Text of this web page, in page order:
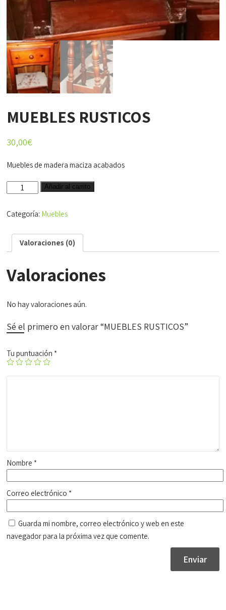
MUEBLES RUSTICOS
30,00€
Muebles de madera maciza acabados
MUEBLES
RUSTICOS
Añadir al carrito
Categoría: Muebles
Valoraciones (0)
Valoraciones
No hay valoraciones aún.
Sé el primero en valorar “MUEBLES RUSTICOS”
Tu puntuación *
Nombre *
Correo electrónico *
Guarda mi nombre, correo electrónico y web en este
navegador para la próxima vez que comente.